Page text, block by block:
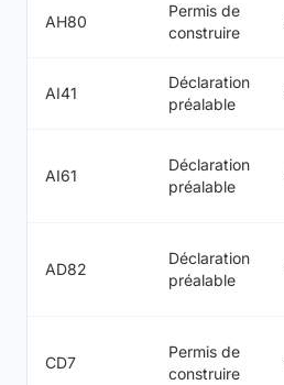
AH80
Permis de
construire
AI41
Déclaration
préalable
AI61
Déclaration
préalable
AD82
Déclaration
préalable
CD7
Permis de
construire